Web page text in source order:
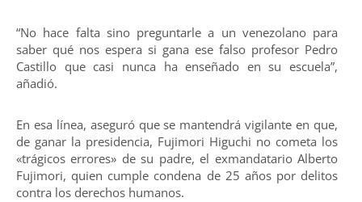
“No hace falta sino preguntarle a un venezolano para
saber qué nos espera si gana ese falso profesor Pedro
Castillo que casi nunca ha enseñado en su escuela”,
añadió.
En esa línea, aseguró que se mantendrá vigilante en que,
de ganar la presidencia, Fujimori Higuchi no cometa los
«trágicos errores» de su padre, el exmandatario Alberto
Fujimori, quien cumple condena de 25 años por delitos
contra los derechos humanos.